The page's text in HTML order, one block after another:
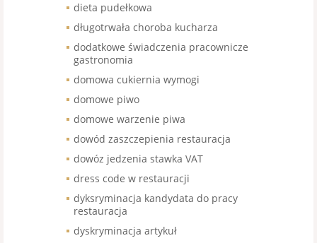
dieta pudełkowa
długotrwała choroba kucharza
dodatkowe świadczenia pracownicze
gastronomia
domowa cukiernia wymogi
domowe piwo
domowe warzenie piwa
dowód zaszczepienia restauracja
dowóz jedzenia stawka VAT
dress code w restauracji
dyksryminacja kandydata do pracy
restauracja
dyskryminacja artykuł